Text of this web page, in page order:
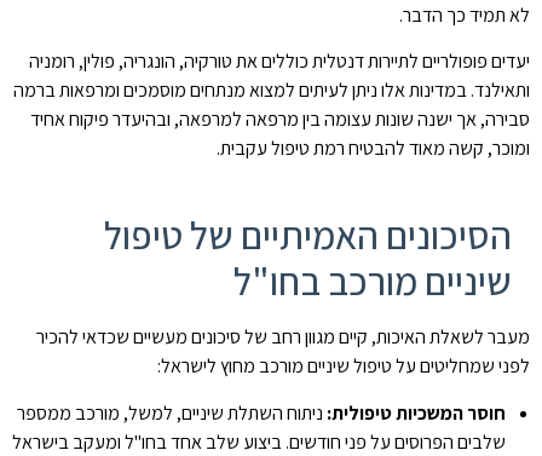
לא תמיד כך הדבר.
יעדים פופולריים לתיירות דנטלית כוללים את טורקיה, הונגריה, פולין, רומניה
ותאילנד. במדינות אלו ניתן לעיתים למצוא מנתחים מוסמכים ומרפאות ברמה
סבירה, אך ישנה שונות עצומה בין מרפאה למרפאה, ובהיעדר פיקוח אחיד
ומוכר, קשה מאוד להבטיח רמת טיפול עקבית.
הסיכונים האמיתיים של טיפול
שיניים מורכב בחו"ל
מעבר לשאלת האיכות, קיים מגוון רחב של סיכונים מעשיים שכדאי להכיר
לפני שמחליטים על טיפול שיניים מורכב מחוץ לישראל:
חוסר המשכיות טיפולית: ניתוח השתלת שיניים, למשל, מורכב ממספר
שלבים הפרוסים על פני חודשים. ביצוע שלב אחד בחו"ל ומעקב בישראל